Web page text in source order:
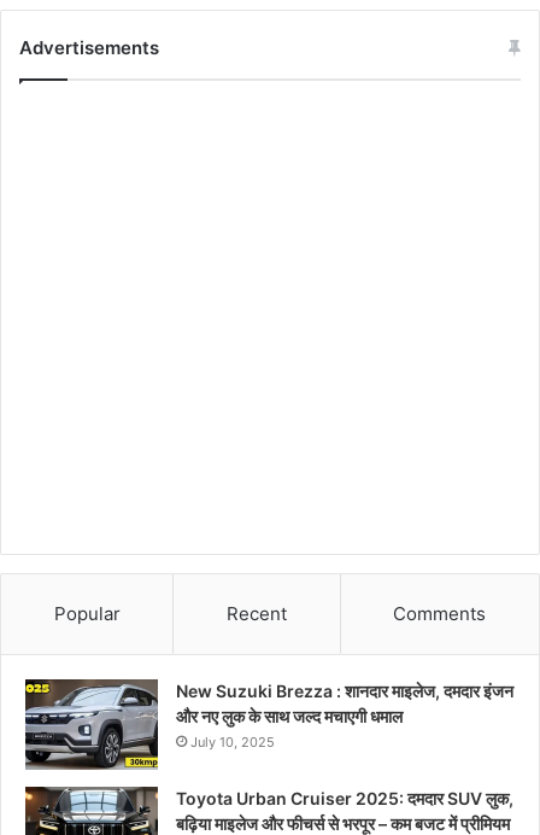
Advertisements
Popular Recent Comments
New Suzuki Brezza : शानदार माइलेज, दमदार इंजन
और नए लुक के साथ जल्द मचाएगी धमाल
July 10, 2025
Toyota Urban Cruiser 2025: दमदार SUV लुक,
बढ़िया माइलेज और फीचर्स से भरपूर – कम बजट में प्रीमियम